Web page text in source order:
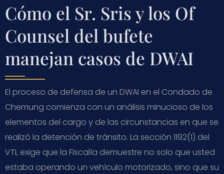
Cómo el Sr. Sris y los Of
Counsel del bufete
manejan casos de DWAI
El proceso de defensa de un DWAI en el Condado de
Chemung comienza con un análisis minucioso de los
elementos del cargo y de las circunstancias en que se
realizó la detención de tránsito. La sección 1192(1) del
VTL exige que la Fiscalía demuestre no solo que usted
estaba operando un vehículo motorizado, sino que su